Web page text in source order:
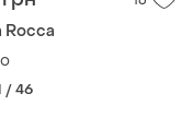
Rocca
/ 46